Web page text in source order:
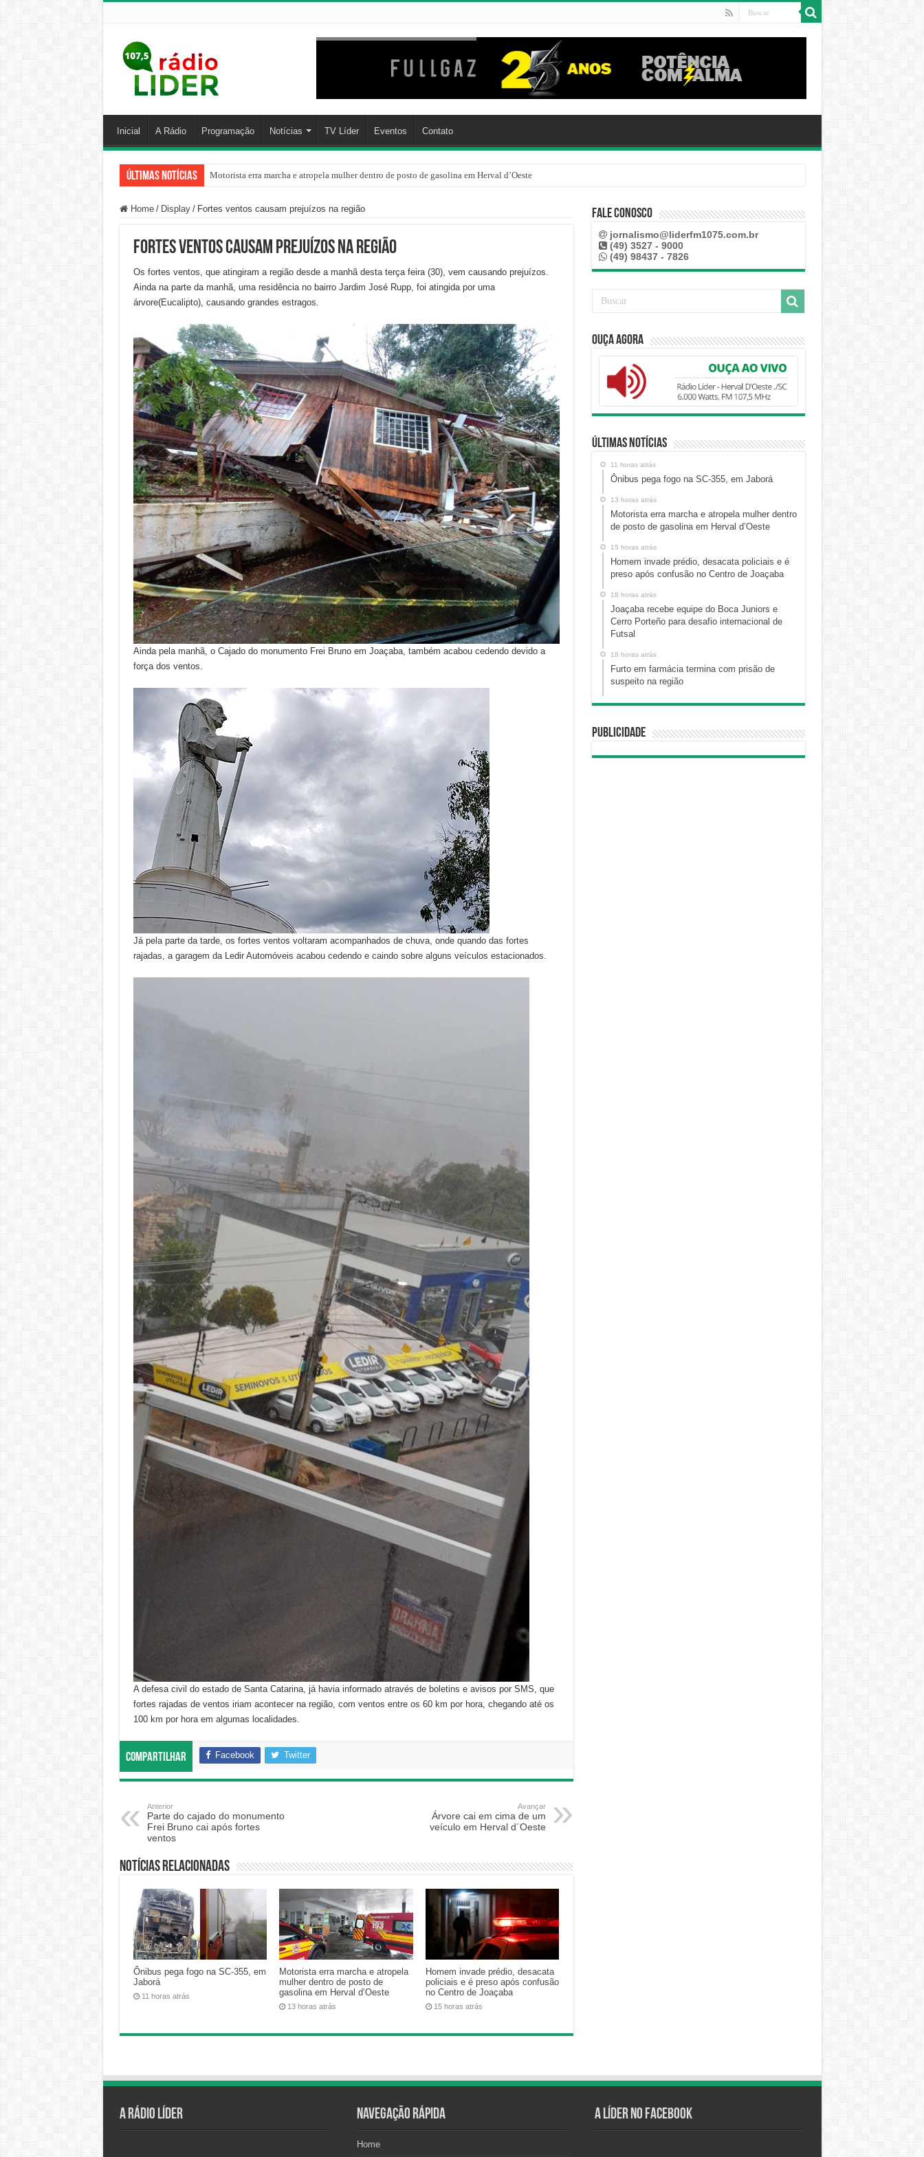
Inicial A Rádio Programação Notícias TV Líder Eventos Contato
Últimas Notícias Motorista erra marcha e atropela mulher dentro de posto de gasolina em Herval d’Oeste
Home / Display / Fortes ventos causam prejuízos na região
Fortes ventos causam prejuízos na região
Os fortes ventos, que atingiram a região desde a manhã desta terça feira (30), vem causando prejuízos.
Ainda na parte da manhã, uma residência no bairro Jardim José Rupp, foi atingida por uma
árvore(Eucalipto), causando grandes estragos.
Ainda pela manhã, o Cajado do monumento Frei Bruno em Joaçaba, também acabou cedendo devido a
força dos ventos.
Já pela parte da tarde, os fortes ventos voltaram acompanhados de chuva, onde quando das fortes
rajadas, a garagem da Ledir Automóveis acabou cedendo e caindo sobre alguns veículos estacionados.
A defesa civil do estado de Santa Catarina, já havia informado através de boletins e avisos por SMS, que
fortes rajadas de ventos iriam acontecer na região, com ventos entre os 60 km por hora, chegando até os
100 km por hora em algumas localidades.
Compartilhar Facebook Twitter
Anterior
Parte do cajado do monumento
Frei Bruno cai após fortes
ventos
Avançar
Árvore cai em cima de um
veículo em Herval d´Oeste
Notícias relacionadas
Ônibus pega fogo na SC-355, em
Jaborá
11 horas atrás
Motorista erra marcha e atropela
mulher dentro de posto de
gasolina em Herval d’Oeste
13 horas atrás
Homem invade prédio, desacata
policiais e é preso após confusão
no Centro de Joaçaba
15 horas atrás
Fale Conosco
jornalismo@liderfm1075.com.br
(49) 3527 - 9000
(49) 98437 - 7826
Ouça Agora
Últimas Notícias
11 horas atrás
Ônibus pega fogo na SC-355, em Jaborá
13 horas atrás
Motorista erra marcha e atropela mulher dentro
de posto de gasolina em Herval d’Oeste
15 horas atrás
Homem invade prédio, desacata policiais e é
preso após confusão no Centro de Joaçaba
18 horas atrás
Joaçaba recebe equipe do Boca Juniors e
Cerro Porteño para desafio internacional de
Futsal
18 horas atrás
Furto em farmácia termina com prisão de
suspeito na região
Publicidade
A Rádio Líder Navegação Rápida
Home
A Líder no Facebook